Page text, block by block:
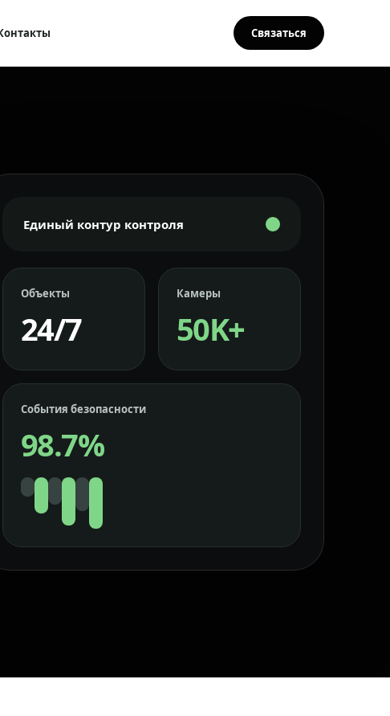
Связаться
Единый контур контроля
Объекты
24/7
Камеры
50K+
События безопасности
98.7%